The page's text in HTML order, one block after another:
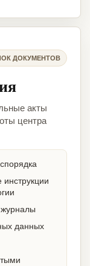
ДОКУМЕНТОВ
акты
центра
данных